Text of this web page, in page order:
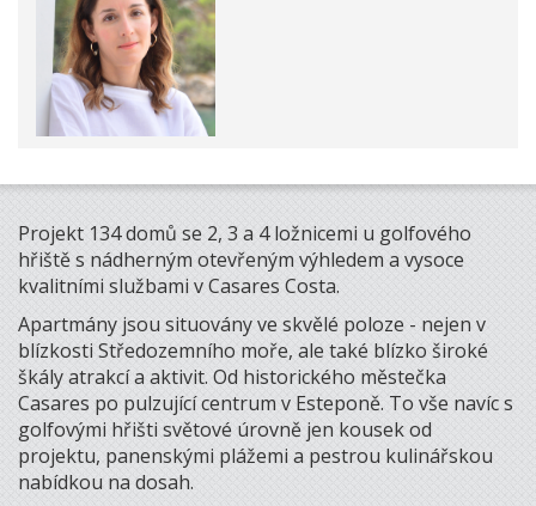
Projekt 134 domů se 2, 3 a 4 ložnicemi u golfového
hřiště s nádherným otevřeným výhledem a vysoce
kvalitními službami v Casares Costa.
Apartmány jsou situovány ve skvělé poloze - nejen v
blízkosti Středozemního moře, ale také blízko široké
škály atrakcí a aktivit. Od historického městečka
Casares po pulzující centrum v Esteponě. To vše navíc s
golfovými hřišti světové úrovně jen kousek od
projektu, panenskými plážemi a pestrou kulinářskou
nabídkou na dosah.